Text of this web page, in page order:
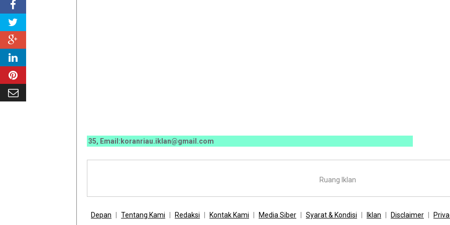
0070 / 0811 7673 35, Email:koranriau.iklan@gmail.com
Ruang Iklan
Depan Tentang Kami Redaksi Kontak Kami Media Siber Syarat & Kondisi Iklan Disclaimer